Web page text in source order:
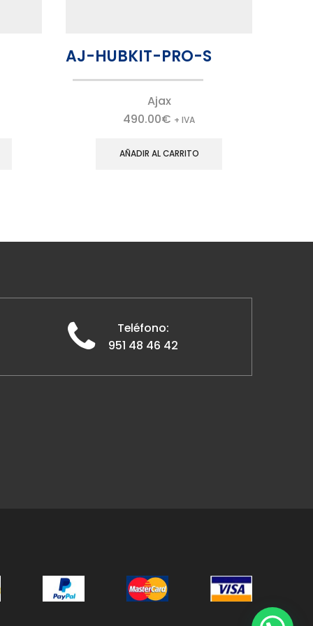
AJ-HUBKIT-PRO-S
Ajax
490.00€ + IVA
AÑADIR AL CARRITO
Teléfono:
951 48 46 42